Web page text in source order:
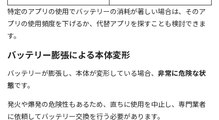
特定のアプリの使用でバッテリーの消耗が著しい場合は、そのア
プリの使用頻度を下げるか、代替アプリを探すことも検討できま
す。
バッテリー膨張による本体変形
バッテリーが膨張し、本体が変形している場合、 非常に危険な状
態です。
発火や爆発の危険性もあるため、直ちに使用を中止し、専門業者
に依頼してバッテリー交換を行う必要があります。